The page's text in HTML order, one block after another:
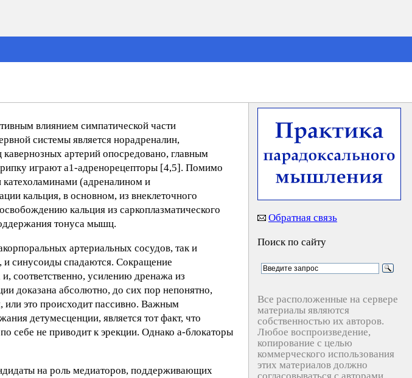
влиянием симпатической части
системы является норадреналин,
артерий опосредовано, главным
играют a1-адренорецепторы [4,5]. Помимо
(адреналином и
кальция, в основном, из внеклеточного
кальция из саркоплазматического
тонуса мышц.
артериальных сосудов, так и
и синусоиды спадаются. Сокращение
соответственно, усилению дренажа из
доказана абсолютно, до сих пор непонятно,
или это происходит пассивно. Важным
детумесценции, является тот факт, что
себе не приводит к эрекции. Однако а-блокаторы
на роль медиаторов, поддерживающих
Обратная связь
Поиск по сайту
Все расположенные на сервере
материалы являются
собственностью их авторов.
Любое воспроизведение,
копирование с целью
коммерческого использования
этих материалов должно